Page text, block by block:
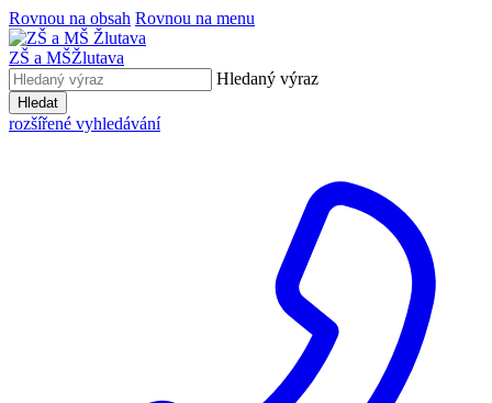
Rovnou na obsah Rovnou na menu
ZŠ a MŠŽlutava
Hledaný výraz
Hledat
rozšířené vyhledávání